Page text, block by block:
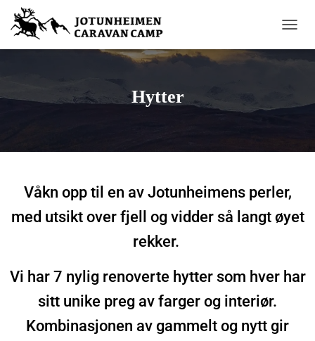
I
I
A
N
Hytter
Våkn opp til en av Jotunheimens perler,
med utsikt over fjell og vidder så langt øyet
rekker.
Vi har 7 nylig renoverte hytter som hver har
sitt unike preg av farger og interiør.
Kombinasjonen av gammelt og nytt gir